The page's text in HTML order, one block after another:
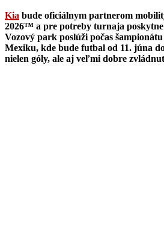
Kia bude oficiálnym partnerom
2026™ a pre potreby turnaja poskytne
Vozový park poslúži počas
Mexiku, kde bude futbal od 11. júna
nielen góly, ale aj veľmi dobre